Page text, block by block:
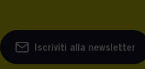
Iscriviti alla newsletter